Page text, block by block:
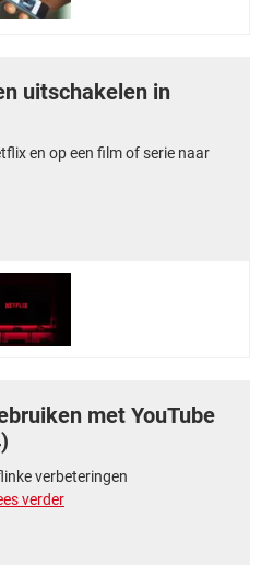
uitschakelen in
en op een film of serie naar
met YouTube
verbeteringen
verder